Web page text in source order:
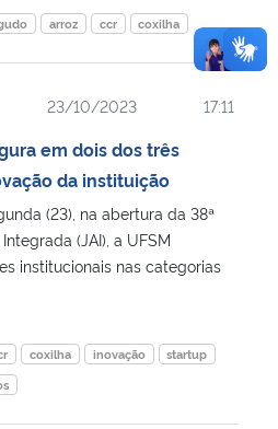
arroz ccr coxilha
23/10/2023 17:11
em dois dos três
da instituição
(23), na abertura da 38ª
(JAI), a UFSM
institucionais nas categorias
coxilha inovação
startup